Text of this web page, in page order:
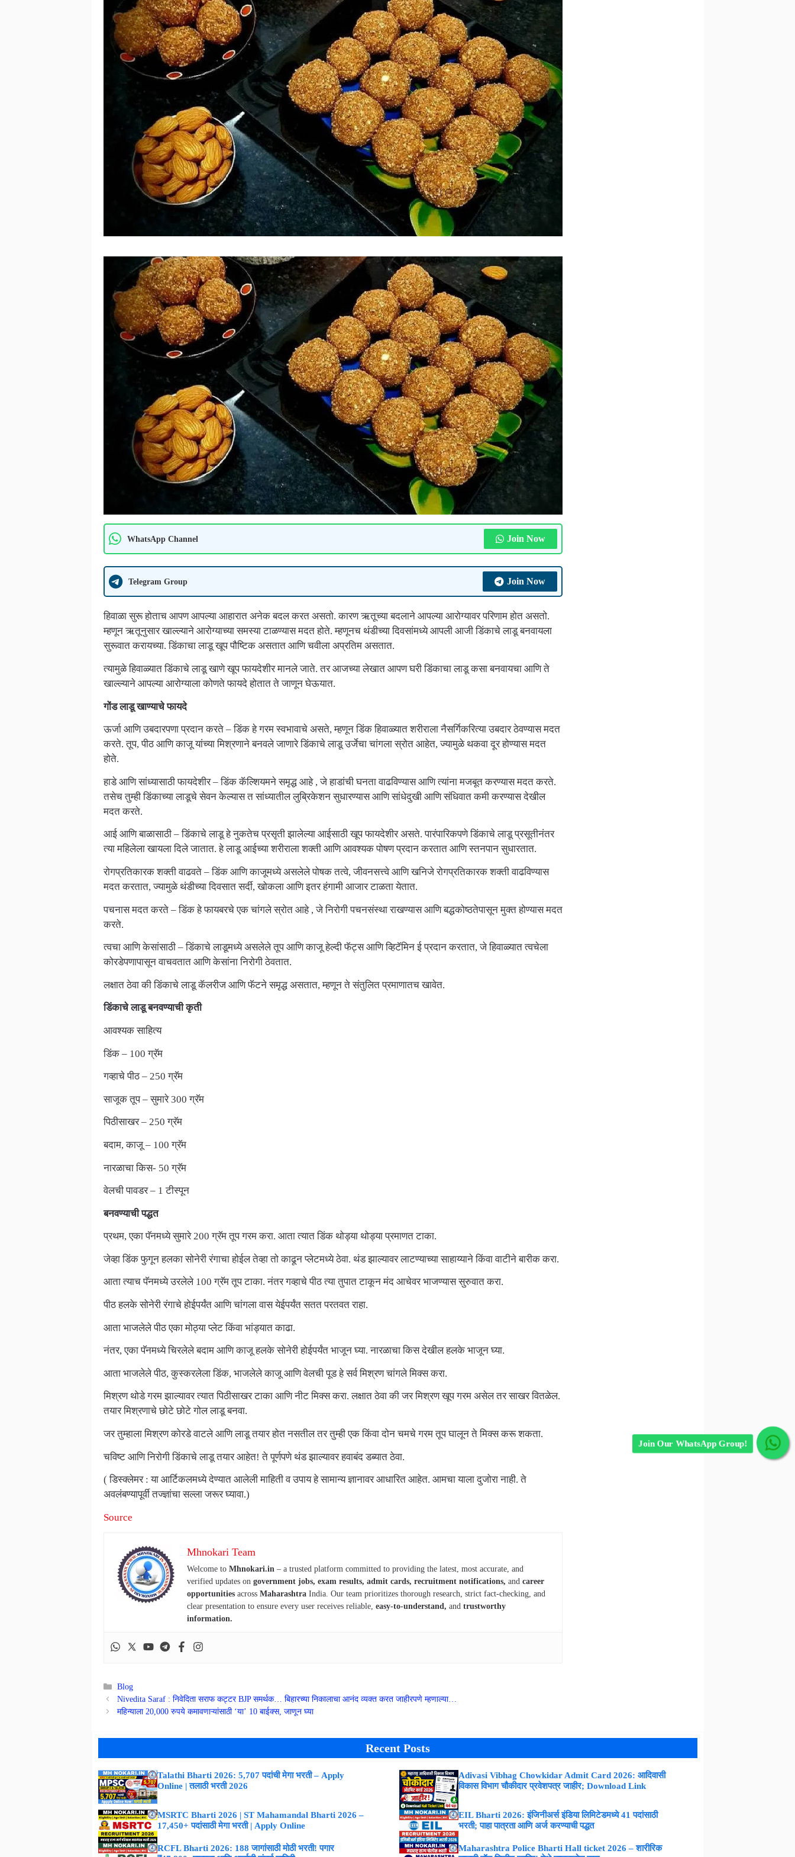
WhatsApp Channel Join Now
Telegram Group Join Now
हिवाळा सुरू होताच आपण आपल्या आहारात अनेक बदल करत असतो. कारण ऋतूच्या बदलाने आपल्या आरोग्यावर परिणाम होत असतो.
म्हणून ऋतूनुसार खाल्ल्याने आरोग्याच्या समस्या टाळण्यास मदत होते. म्हणूनच थंडीच्या दिवसांमध्ये आपली आजी डिंकाचे लाडू बनवायला
सुरूवात करायच्या. डिंकाचा लाडू खूप पौष्टिक असतात आणि चवीला अप्रतिम असतात.
त्यामुळे हिवाळ्यात डिंकाचे लाडू खाणे खूप फायदेशीर मानले जाते. तर आजच्या लेखात आपण घरी डिंकाचा लाडू कसा बनवायचा आणि ते
खाल्ल्याने आपल्या आरोग्याला कोणते फायदे होतात ते जाणून घेऊयात.
गोंड लाडू खाण्याचे फायदे
ऊर्जा आणि उबदारपणा प्रदान करते – डिंक हे गरम स्वभावाचे असते, म्हणून डिंक हिवाळ्यात शरीराला नैसर्गिकरित्या उबदार ठेवण्यास मदत
करते. तूप, पीठ आणि काजू यांच्या मिश्रणाने बनवले जाणारे डिंकाचे लाडू उर्जेचा चांगला स्रोत आहेत, ज्यामुळे थकवा दूर होण्यास मदत
होते.
हाडे आणि सांध्यासाठी फायदेशीर – डिंक कॅल्शियमने समृद्ध आहे , जे हाडांची घनता वाढविण्यास आणि त्यांना मजबूत करण्यास मदत करते.
तसेच तुम्ही डिंकाच्या लाडूचे सेवन केल्यास त सांध्यातील लुब्रिकेशन सुधारण्यास आणि सांधेदुखी आणि संधिवात कमी करण्यास देखील
मदत करते.
आई आणि बाळासाठी – डिंकाचे लाडू हे नुकतेच प्रसृती झालेल्या आईसाठी खूप फायदेशीर असते. पारंपारिकपणे डिंकाचे लाडू प्रसूतीनंतर
त्या महिलेला खायला दिले जातात. हे लाडू आईच्या शरीराला शक्ती आणि आवश्यक पोषण प्रदान करतात आणि स्तनपान सुधारतात.
रोगप्रतिकारक शक्ती वाढवते – डिंक आणि काजूमध्ये असलेले पोषक तत्वे, जीवनसत्त्वे आणि खनिजे रोगप्रतिकारक शक्ती वाढविण्यास
मदत करतात, ज्यामुळे थंडीच्या दिवसात सर्दी, खोकला आणि इतर हंगामी आजार टाळता येतात.
पचनास मदत करते – डिंक हे फायबरचे एक चांगले स्रोत आहे , जे निरोगी पचनसंस्था राखण्यास आणि बद्धकोष्ठतेपासून मुक्त होण्यास मदत
करते.
त्वचा आणि केसांसाठी – डिंकाचे लाडूमध्ये असलेले तूप आणि काजू हेल्दी फॅट्स आणि व्हिटॅमिन ई प्रदान करतात, जे हिवाळ्यात त्वचेला
कोरडेपणापासून वाचवतात आणि केसांना निरोगी ठेवतात.
लक्षात ठेवा की डिंकाचे लाडू कॅलरीज आणि फॅटने समृद्ध असतात, म्हणून ते संतुलित प्रमाणातच खावेत.
डिंकाचे लाडू बनवण्याची कृती
आवश्यक साहित्य
डिंक – 100 ग्रॅम
गव्हाचे पीठ – 250 ग्रॅम
साजूक तूप – सुमारे 300 ग्रॅम
पिठीसाखर – 250 ग्रॅम
बदाम, काजू – 100 ग्रॅम
नारळाचा किस- 50 ग्रॅम
वेलची पावडर – 1 टीस्पून
बनवण्याची पद्धत
प्रथम, एका पॅनमध्ये सुमारे 200 ग्रॅम तूप गरम करा. आता त्यात डिंक थोड्या थोड्या प्रमाणत टाका.
जेव्हा डिंक फुगून हलका सोनेरी रंगाचा होईल तेव्हा तो काढून प्लेटमध्ये ठेवा. थंड झाल्यावर लाटण्याच्या साहाय्याने किंवा वाटीने बारीक करा.
आता त्याच पॅनमध्ये उरलेले 100 ग्रॅम तूप टाका. नंतर गव्हाचे पीठ त्या तुपात टाकून मंद आचेवर भाजण्यास सुरुवात करा.
पीठ हलके सोनेरी रंगाचे होईपर्यंत आणि चांगला वास येईपर्यंत सतत परतवत राहा.
आता भाजलेले पीठ एका मोठ्या प्लेट किंवा भांड्यात काढा.
नंतर, एका पॅनमध्ये चिरलेले बदाम आणि काजू हलके सोनेरी होईपर्यंत भाजून घ्या. नारळाचा किस देखील हलके भाजून घ्या.
आता भाजलेले पीठ, कुस्करलेला डिंक, भाजलेले काजू आणि वेलची पूड हे सर्व मिश्रण चांगले मिक्स करा.
मिश्रण थोडे गरम झाल्यावर त्यात पिठीसाखर टाका आणि नीट मिक्स करा. लक्षात ठेवा की जर मिश्रण खूप गरम असेल तर साखर वितळेल.
तयार मिश्रणाचे छोटे छोटे गोल लाडू बनवा.
जर तुम्हाला मिश्रण कोरडे वाटले आणि लाडू तयार होत नसतील तर तुम्ही एक किंवा दोन चमचे गरम तूप घालून ते मिक्स करू शकता.
चविष्ट आणि निरोगी डिंकाचे लाडू तयार आहेत! ते पूर्णपणे थंड झाल्यावर हवाबंद डब्यात ठेवा.
( डिस्क्लेमर : या आर्टिकलमध्ये देण्यात आलेली माहिती व उपाय हे सामान्य ज्ञानावर आधारित आहेत. आमचा याला दुजोरा नाही. ते
अवलंबण्यापूर्वी तज्ज्ञांचा सल्ला जरूर घ्यावा.)
Source
Mhnokari Team
Welcome to Mhnokari.in– a trusted platform committed to providing the latest, most accurate, and
verified updates on government jobs, exam results, admit cards, recruitment notifications, and career
opportunitiesacross MaharashtraIndia. Our team prioritizes thorough research, strict fact-checking, and
clear presentation to ensure every user receives reliable, easy-to-understand, andtrustworthy
information.
Categories
Blog
Nivedita Saraf : निवेदिता सराफ कट्टर BJP समर्थक… बिहारच्या निकालाचा आनंद व्यक्त करत जाहीरपणे म्हणाल्या…
महिन्याला 20,000 रुपये कमावणाऱ्यांसाठी ‘या’ 10 बाईक्स, जाणून घ्या
Recent Posts
Talathi Bharti 2026: 5,707 पदांची मेगा भरती – Apply
Online | तलाठी भरती 2026
Adivasi Vibhag Chowkidar Admit Card 2026: आदिवासी
विकास विभाग चौकीदार प्रवेशपत्र जाहीर; Download Link
MSRTC Bharti 2026 | ST Mahamandal Bharti 2026 –
17,450+ पदांसाठी मेगा भरती | Apply Online
EIL Bharti 2026: इंजिनीअर्स इंडिया लिमिटेडमध्ये 41 पदांसाठी
भरती; पाहा पात्रता आणि अर्ज करण्याची पद्धत
RCFL Bharti 2026: 188 जागांसाठी मोठी भरती! पगार
Maharashtra Police Bharti Hall ticket 2026 – शारीरिक
Join Our WhatsApp Group!